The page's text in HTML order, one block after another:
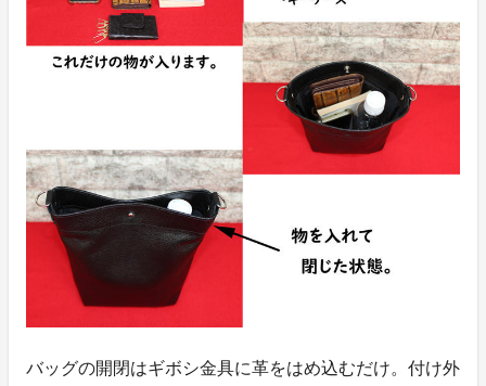
バッグの開閉はギボシ金具に革をはめ込むだけ。付け外